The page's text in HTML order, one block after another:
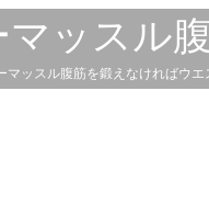
ッスル
マッスル腹筋を鍛えなければウ